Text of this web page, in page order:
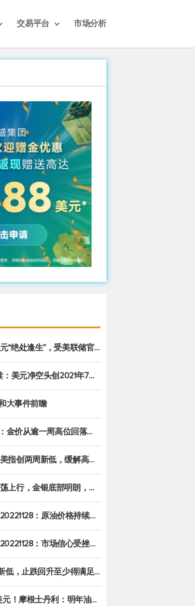
交易平台 市场分析
生”，受美联储官员鹰派讲话支撑
年7月以来最大，黄金期货投机性净多头头寸减少
大事件前瞻
回落，美联储官员重申鹰派立场推动美元回升
周新低，缓解高通胀美国须治本
部明朗，原油偏弱走势(20221128收评)
格持续下降，市场关注OPEC+新一轮产能政策
：市场信心受挫，股指全线回调
止跌回升至少得满足二大条件之一
士丹利：明年油市面临七大不确定性